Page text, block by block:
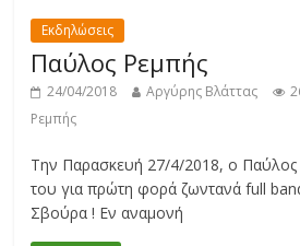
Εκδηλώσεις
Παύλος Ρεμπής
24/04/2018 Αργύρης Βλάττας
Ρεμπής
Την Παρασκευή 27/4/2018, ο Παύλος
του για πρώτη φορά ζωντανά full
Σβούρα ! Εν αναμονή